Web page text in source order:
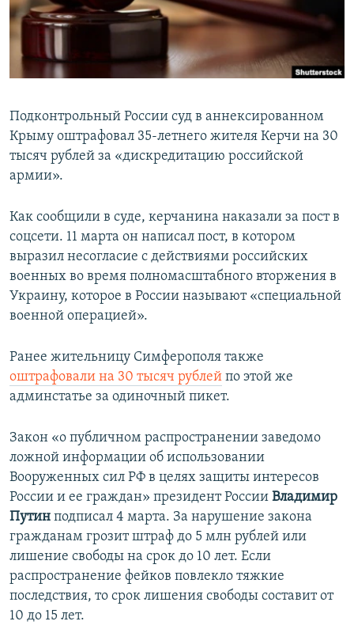
ПОБЕДИТЕЛЕЙ НЕ СУДЯТ?
ELIFBE
ПРИСОЕДИНЯЙТЕСЬ!
Все сайты RFE/RL
Подконтрольный России суд в аннексированном
Крыму оштрафовал 35-летнего жителя Керчи на 30
тысяч рублей за «дискредитацию российской
армии».
Как сообщили в суде, керчанина наказали за пост в
соцсети. 11 марта он написал пост, в котором
выразил несогласие с действиями российских
военных во время полномасштабного вторжения в
Украину, которое в России называют «специальной
военной операцией».
Ранее жительницу Симферополя также
оштрафовали на 30 тысяч рублей по этой же
админстатье за одиночный пикет.
Закон «о публичном распространении заведомо
ложной информации об использовании
Вооруженных сил РФ в целях защиты интересов
России и ее граждан» президент России Владимир
Путин подписал 4 марта. За нарушение закона
гражданам грозит штраф до 5 млн рублей или
лишение свободы на срок до 10 лет. Если
распространение фейков повлекло тяжкие
последствия, то срок лишения свободы составит от
10 до 15 лет.